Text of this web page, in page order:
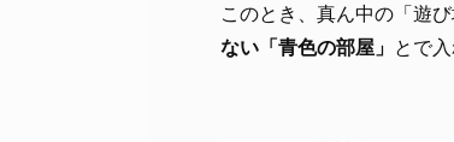
このとき、真ん中の「遊び
ない「青色の部屋」 とで